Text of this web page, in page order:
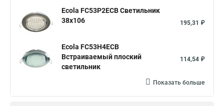
Ecola FC53P2ECB Светильник
38x106
195,31 ₽
Ecola FC53H4ECB
Встраиваемый плоский
светильник
114,54 ₽
Показать больше